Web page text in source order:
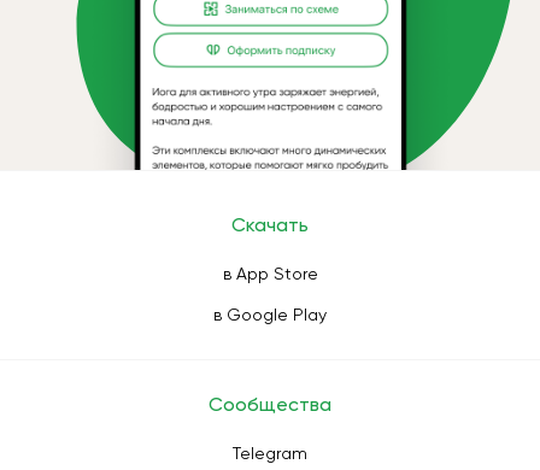
Скачать
в App Store
в Google Play
Сообщества
Telegram